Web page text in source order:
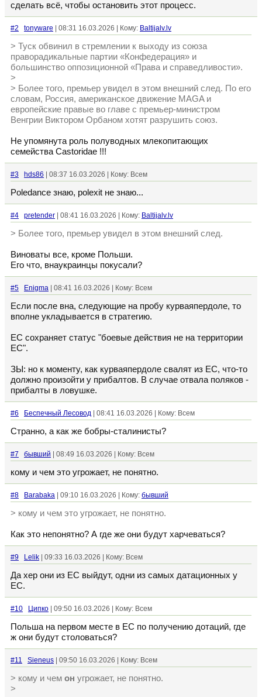
сделать всё, чтобы остановить этот процесс.
#2 tonyware | 08:31 16.03.2026 | Кому: Baltijalv.lv
> Туск обвинил в стремлении к выходу из союза
праворадикальные партии «Конфедерация» и
большинство оппозиционной «Права и справедливости».
>
> Более того, премьер увидел в этом внешний след. По его
словам, Россия, американское движение MAGA и
европейские правые во главе с премьер-министром
Венгрии Виктором Орбаном хотят разрушить союз.
Не упомянута роль полуводных млекопитающих
семейства Castoridae !!!
#3 hds86 | 08:37 16.03.2026 | Кому: Всем
Poledance знаю, polexit не знаю...
#4 pretender | 08:41 16.03.2026 | Кому: Baltijalv.lv
> Более того, премьер увидел в этом внешний след.
Виноваты все, кроме Польши.
Его что, внаукраинцы покусали?
#5 Enigma | 08:41 16.03.2026 | Кому: Всем
Если после вна, следующие на пробу курваяпердоле, то
вполне укладывается в стратегию.
ЕС сохраняет статус "боевые действия не на территории
ЕС".
ЗЫ: но к моменту, как курваяпердоле свалят из ЕС, что-то
должно произойти у прибалтов. В случае отвала поляков -
прибалты в ловушке.
#6 Беспечный Лесовод | 08:41 16.03.2026 | Кому: Всем
Странно, а как же бобры-сталинисты?
#7 бывший | 08:49 16.03.2026 | Кому: Всем
кому и чем это угрожает, не понятно.
#8 Barabaka | 09:10 16.03.2026 | Кому: бывший
> кому и чем это угрожает, не понятно.
Как это непонятно? А где же они будут харчеваться?
#9 Lelik | 09:33 16.03.2026 | Кому: Всем
Да хер они из ЕС выйдут, одни из самых датационных у
ЕС.
#10 Ципко | 09:50 16.03.2026 | Кому: Всем
Польша на первом месте в ЕС по получению дотаций, где
ж они будут столоваться?
#11 Sieneus | 09:50 16.03.2026 | Кому: Всем
> кому и чем он угрожает, не понятно.
>